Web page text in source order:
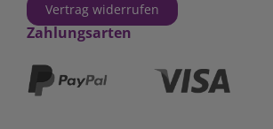
Vertrag widerrufen
Zahlungsarten